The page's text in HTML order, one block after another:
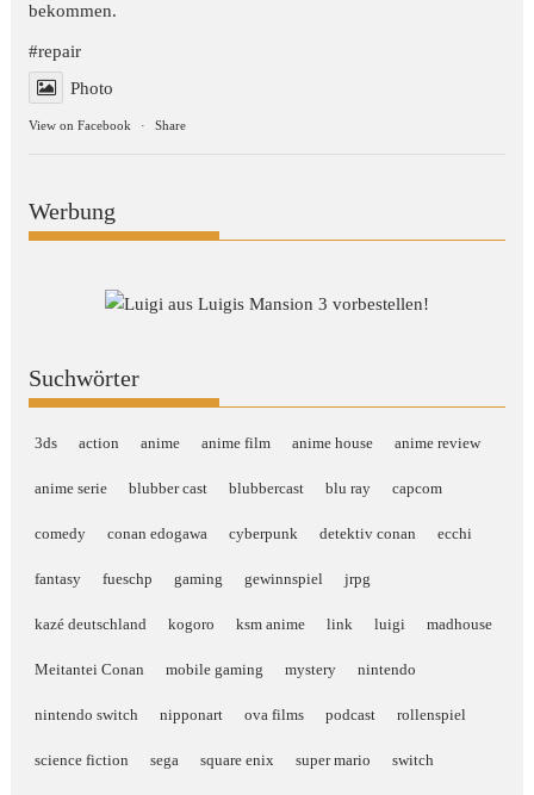
bekommen.
#repair
Photo
View on Facebook · Share
Werbung
Suchwörter
3ds action anime anime film anime house anime review
anime serie blubber cast blubbercast blu ray capcom
comedy conan edogawa cyberpunk detektiv conan ecchi
fantasy fueschp gaming gewinnspiel jrpg
kazé deutschland kogoro ksm anime link luigi madhouse
Meitantei Conan mobile gaming mystery nintendo
nintendo switch nipponart ova films podcast rollenspiel
science fiction sega square enix super mario switch